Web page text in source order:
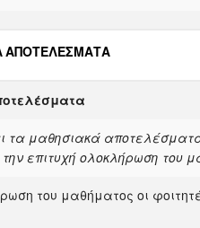
ΑΠΟΤΕΛΕΣΜΑΤΑ
τα μαθησιακά αποτελέσματα
επιτυχή ολοκλήρωση του
του μαθήματος οι